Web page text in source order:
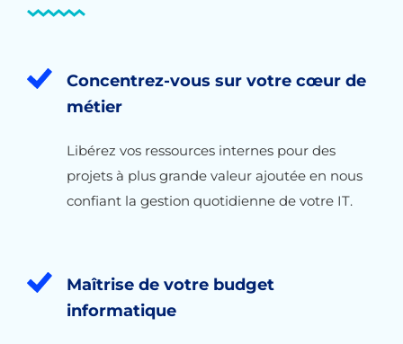
Concentrez-vous sur votre cœur de
métier
Libérez vos ressources internes pour des
projets à plus grande valeur ajoutée en nous
confiant la gestion quotidienne de votre IT.
Maîtrise de votre budget
informatique